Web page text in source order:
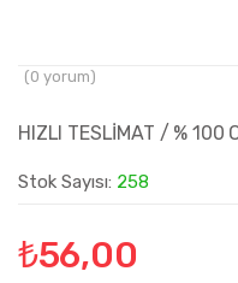
(0 yorum)
HIZLI TESLİMAT / % 100
Stok Sayısı: 258
₺56,00